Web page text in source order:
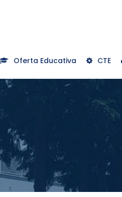
Oferta Educativa CTE